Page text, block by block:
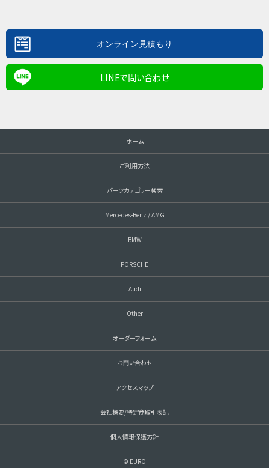
LINEで問い合わせ
ホーム
ご利用方法
パーツカテゴリー検索
Mercedes-Benz / AMG
BMW
PORSCHE
Audi
Other
オーダーフォーム
お問い合わせ
アクセスマップ
会社概要/特定商取引表記
個人情報保護方針
© EURO